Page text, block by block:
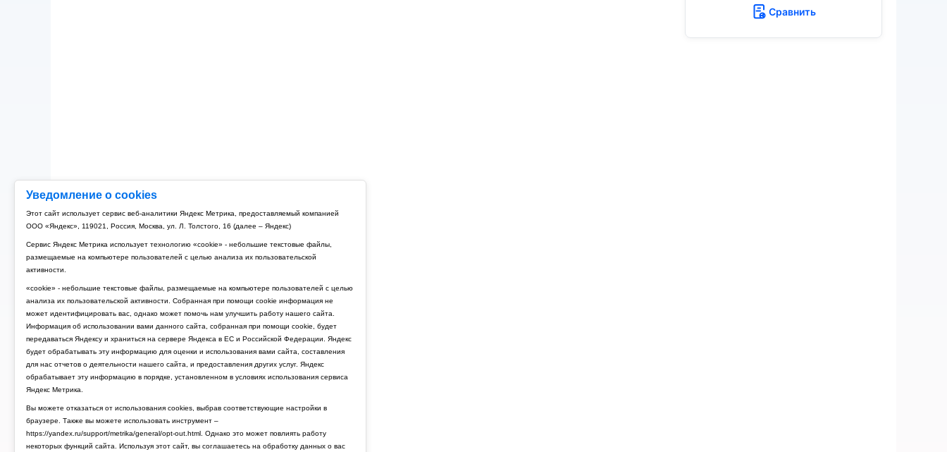
Уведомление о cookies
Этот сайт использует сервис веб-аналитики Яндекс Метрика, предоставляемый компанией
ООО «Яндекс», 119021, Россия, Москва, ул. Л. Толстого, 16 (далее – Яндекс)
Сервис Яндекс Метрика использует технологию «cookie» - небольшие текстовые файлы,
размещаемые на компьютере пользователей с целью анализа их пользовательской
активности.
«cookie» - небольшие текстовые файлы, размещаемые на компьютере пользователей с целью
анализа их пользовательской активности. Собранная при помощи cookie информация не
может идентифицировать вас, однако может помочь нам улучшить работу нашего сайта.
Информация об использовании вами данного сайта, собранная при помощи cookie, будет
передаваться Яндексу и храниться на сервере Яндекса в ЕС и Российской Федерации. Яндекс
будет обрабатывать эту информацию для оценки и использования вами сайта, составления
для нас отчетов о деятельности нашего сайта, и предоставления других услуг. Яндекс
обрабатывает эту информацию в порядке, установленном в условиях использования сервиса
Яндекс Метрика.
Вы можете отказаться от использования cookies, выбрав соответствующие настройки в
браузере. Также вы можете использовать инструмент –
https://yandex.ru/support/metrika/general/opt-out.html. Однако это может повлиять работу
некоторых функций сайта. Используя этот сайт, вы соглашаетесь на обработку данных о вас
Сравнить